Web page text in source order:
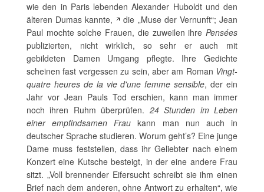
wie den in Paris lebenden Alexander Huboldt und den
älteren Dumas kannte,
die „Muse der Vernunft“; Jean
Paul mochte solche Frauen, die zuweilen ihre Pensées
publizierten, nicht wirklich, so sehr er auch mit
gebildeten Damen Umgang pflegte. Ihre Gedichte
scheinen fast vergessen zu sein, aber am Roman Vingt-
quatre heures de la vie d'une femme sensible, der ein
Jahr vor Jean Pauls Tod erschien, kann man immer
noch ihren Ruhm überprüfen. 24 Stunden im Leben
einer empfindsamen Fraukann man nun auch in
deutscher Sprache studieren. Worum geht’s? Eine junge
Dame muss feststellen, dass ihr Geliebter nach einem
Konzert eine Kutsche besteigt, in der eine andere Frau
sitzt. „Voll brennender Eifersucht schreibt sie ihm einen
Brief nach dem anderen, ohne Antwort zu erhalten“, wie